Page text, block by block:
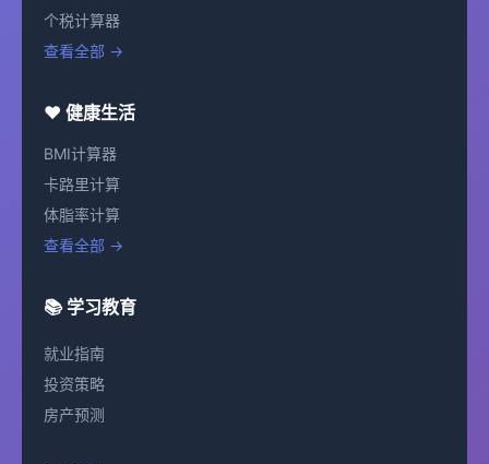
个税计算器
查看全部 →
❤️ 健康生活
BMI计算器
卡路里计算
体脂率计算
查看全部 →
📚 学习教育
就业指南
投资策略
房产预测